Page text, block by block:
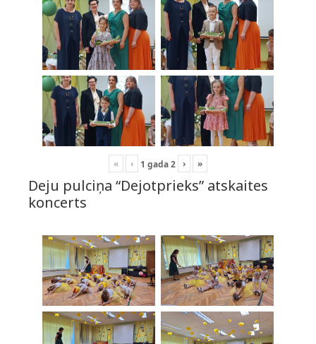
« ‹ 1 gada2 › »
Deju pulciņa “Dejotprieks” atskaites
koncerts